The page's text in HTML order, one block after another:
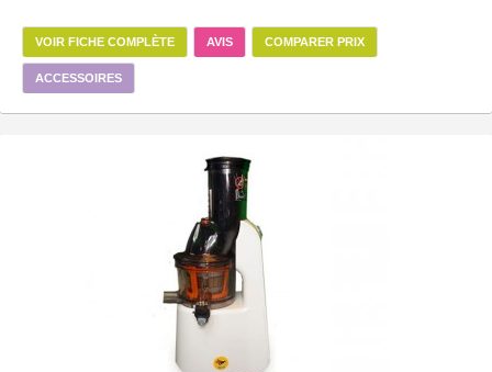
VOIR FICHE COMPLÈTE AVIS COMPARER PRIX
ACCESSOIRES